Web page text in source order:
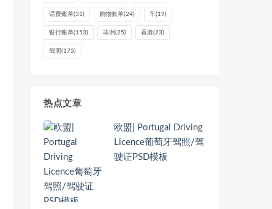
话费账单(31) 购物账单(24) 车(19)
银行账单(153) 非洲 (25) 香港(23)
驾照(173)
热点文章
欧盟| Portugal Driving
Licence葡萄牙驾照/驾
驶证PSD模板